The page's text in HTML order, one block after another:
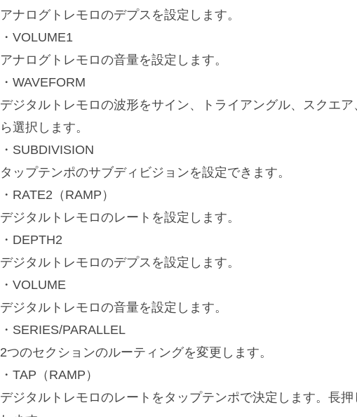
アナログトレモロのデプスを設定します。
・VOLUME1
アナログトレモロの音量を設定します。
・WAVEFORM
デジタルトレモロの波形をサイン、トライアングル、スクエ
ら選択します。
・SUBDIVISION
タップテンポのサブディビジョンを設定できます。
・RATE2（RAMP）
デジタルトレモロのレートを設定します。
・DEPTH2
デジタルトレモロのデプスを設定します。
・VOLUME
デジタルトレモロの音量を設定します。
・SERIES/PARALLEL
2つのセクションのルーティングを変更します。
・TAP（RAMP）
デジタルトレモロのレートをタップテンポで決定します。長